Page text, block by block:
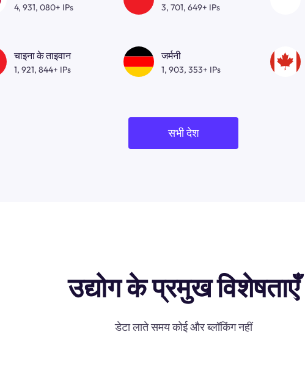
4, 931, 080+ IPs 3, 701, 649+ IPs
चाइना के ताइवान
1, 921, 844+ IPs
जर्मनी
1, 903, 353+ IPs
सभी देश
उद्योग के प्रमुख विशेषताएँ
डेटा लाते समय कोई और ब्लॉकिंग नहीं